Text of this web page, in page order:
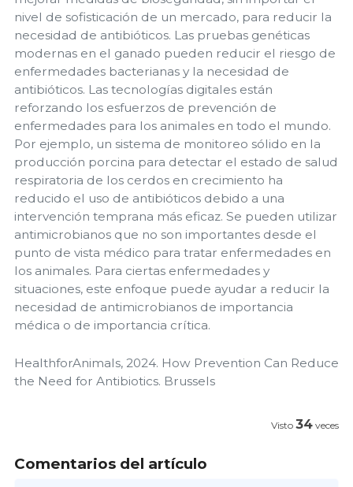
nivel de sofisticación de un mercado, para reducir la
necesidad de antibióticos. Las pruebas genéticas
modernas en el ganado pueden reducir el riesgo de
enfermedades bacterianas y la necesidad de
antibióticos. Las tecnologías digitales están
reforzando los esfuerzos de prevención de
enfermedades para los animales en todo el mundo.
Por ejemplo, un sistema de monitoreo sólido en la
producción porcina para detectar el estado de salud
respiratoria de los cerdos en crecimiento ha
reducido el uso de antibióticos debido a una
intervención temprana más eficaz. Se pueden utilizar
antimicrobianos que no son importantes desde el
punto de vista médico para tratar enfermedades en
los animales. Para ciertas enfermedades y
situaciones, este enfoque puede ayudar a reducir la
necesidad de antimicrobianos de importancia
médica o de importancia crítica.
HealthforAnimals, 2024. How Prevention Can Reduce
the Need for Antibiotics. Brussels
Visto 34 veces
Comentarios del artículo